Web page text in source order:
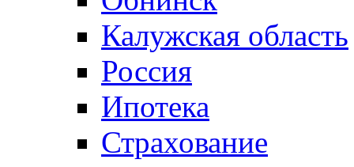
Калужская область
Россия
Ипотека
Страхование